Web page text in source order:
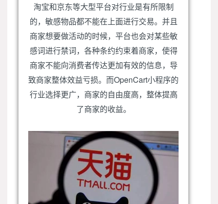
淘宝和京东等大型平台对行业是有所限制
的，敏感物品都不能在上面进行交易。并且
商家想要做活动的时候，平台也会对某些敏
感词进行禁词，各种条约约束着商家，使得
商家不能向消费者传达更加有效的信息，导
致商家整体效益亏损。而OpenCart小程序的
行业选择更广，商家的自由度高，整体提高
了商家的收益。